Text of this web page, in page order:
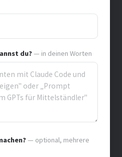
du? — in deinen Worten
— optional, mehrere